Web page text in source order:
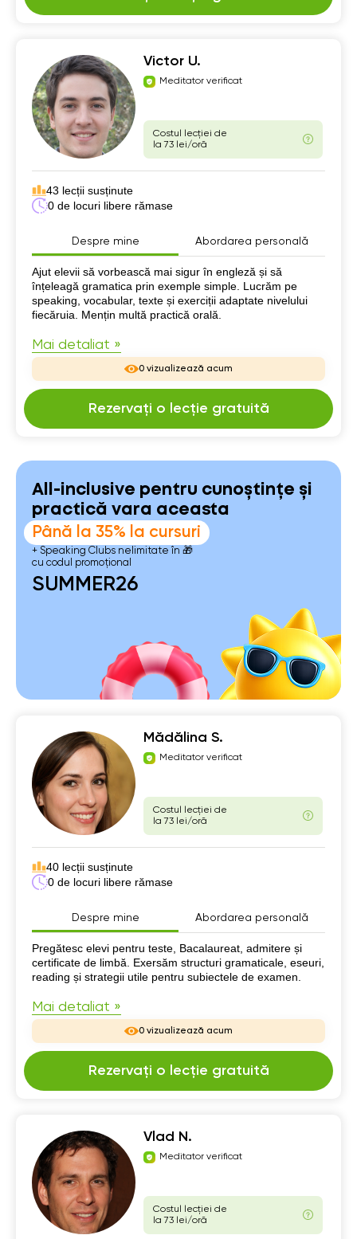
Victor U.
Meditator verificat
Costul lecției de
la 73 lei/oră
43 lecții susținute
0 de locuri libere rămase
Despre mine Abordarea personală
Despre mine
Ajut elevii să vorbească mai sigur în engleză și să
înțeleagă gramatica prin exemple simple. Lucrăm pe
speaking, vocabular, texte și exerciții adaptate nivelului
fiecăruia. Mențin multă practică orală.
Mai detaliat »
0 vizualizează acum
Rezervați o lecție gratuită
All-inclusive pentru cunoștințe și
practică vara aceasta
Până la 35% la cursuri
+ Speaking Clubs nelimitate în 🎁
cu codul promoțional
SUMMER26
Mădălina S.
Meditator verificat
Costul lecției de
la 73 lei/oră
40 lecții susținute
0 de locuri libere rămase
Despre mine Abordarea personală
Despre mine
Pregătesc elevi pentru teste, Bacalaureat, admitere și
certificate de limbă. Exersăm structuri gramaticale, eseuri,
reading și strategii utile pentru subiectele de examen.
Mai detaliat »
0 vizualizează acum
Rezervați o lecție gratuită
Vlad N.
Meditator verificat
Costul lecției de
la 73 lei/oră